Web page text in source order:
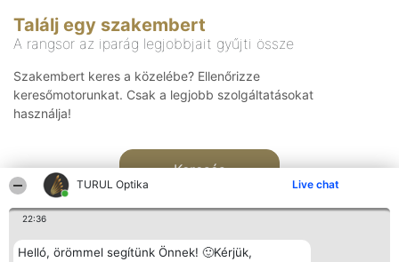
TURUL Optika Live chat
22:36
Helló, örömmel segítünk Önnek! 🙂Kérjük,
Találj egy szakembert
A rangsor az iparág legjobbjait gyűjti össze
Szakembert keres a közelébe? Ellenőrizze
keresőmotorunkat. Csak a legjobb szolgáltatásokat
használja!
Keresés